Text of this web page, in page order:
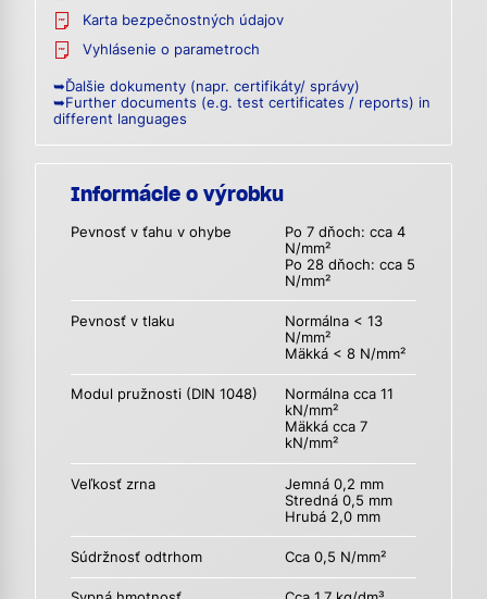
Karta bezpečnostných údajov
Vyhlásenie o parametroch
➥Ďalšie dokumenty (napr. certifikáty/ správy)
➥Further documents (e.g. test certificates / reports) in
different languages
Informácie o výrobku
Pevnosť v ťahu v ohybe
Po 7 dňoch: cca 4
N/mm²
Po 28 dňoch: cca 5
N/mm²
Pevnosť v tlaku
Normálna < 13
N/mm²
Mäkká < 8 N/mm²
Modul pružnosti (DIN 1048)
Normálna cca 11
kN/mm²
Mäkká cca 7
kN/mm²
Veľkosť zrna
Jemná 0,2 mm
Stredná 0,5 mm
Hrubá 2,0 mm
Súdržnosť odtrhom Cca 0,5 N/mm²